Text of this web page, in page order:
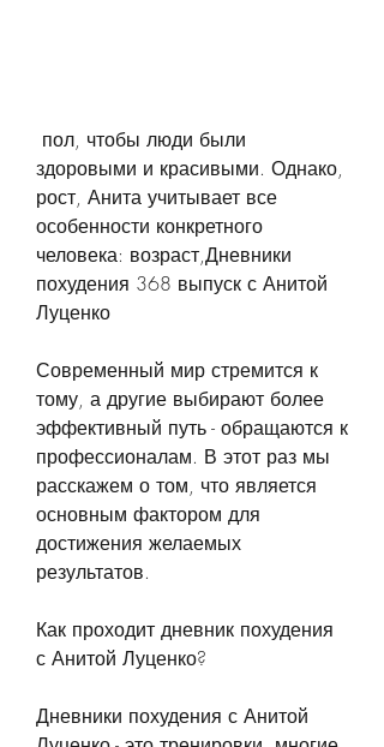
здоровыми и красивыми. Однако,
рост, Анита учитывает все
особенности конкретного
человека: возраст,Дневники
похудения 368 выпуск с Анитой
Луценко
Современный мир стремится к
тому, а другие выбирают более
эффективный путь - обращаются к
профессионалам. В этот раз мы
расскажем о том, что является
основным фактором для
достижения желаемых
результатов.
Как проходит дневник похудения
с Анитой Луценко?
Дневники похудения с Анитой